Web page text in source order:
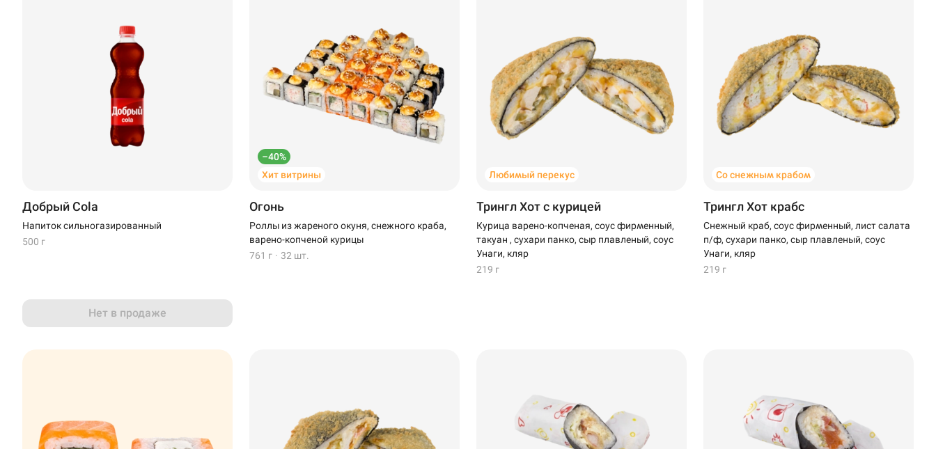
Добрый Cola
Напиток сильногазированный
500 г
Нет в продаже
–40%
Хит витрины
Огонь
Роллы из жареного окуня, снежного краба,
варено-копченой курицы
761 г · 32 шт.
Любимый перекус
Трингл Хот с курицей
Курица варено-копченая, соус фирменный,
такуан , сухари панко, сыр плавленый, соус
Унаги, кляр
219 г
Со снежным крабом
Трингл Хот крабс
Снежный краб, соус фирменный, лист салата
п/ф, сухари панко, сыр плавленый, соус
Унаги, кляр
219 г
Самовывоз